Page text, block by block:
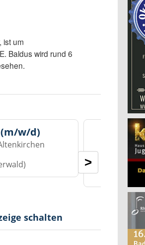
ist um
Baldus wird rund 6
w/d)
>
schalten